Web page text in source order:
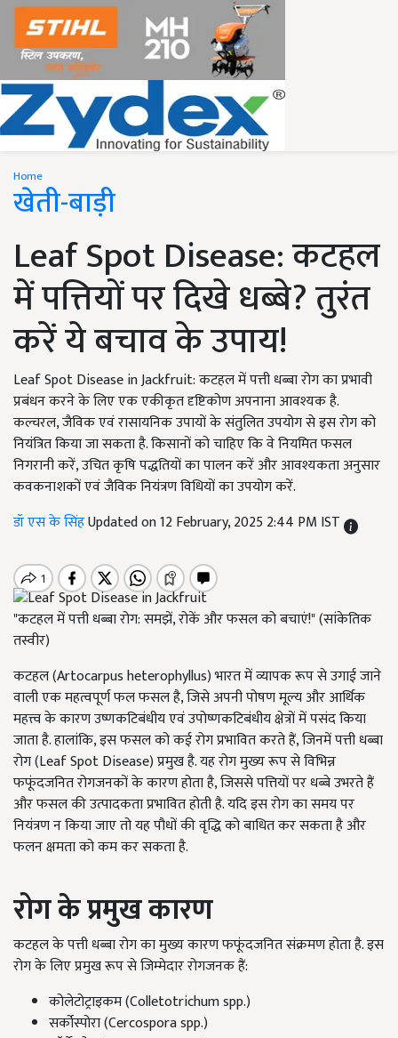
Home
खेती-बाड़ी
Leaf Spot Disease: कटहल
में पत्तियों पर दिखे धब्बे? तुरंत
करें ये बचाव के उपाय!
Leaf Spot Disease in Jackfruit: कटहल में पत्ती धब्बा रोग का प्रभावी
प्रबंधन करने के लिए एक एकीकृत दृष्टिकोण अपनाना आवश्यक है.
कल्चरल, जैविक एवं रासायनिक उपायों के संतुलित उपयोग से इस रोग को
नियंत्रित किया जा सकता है. किसानों को चाहिए कि वे नियमित फसल
निगरानी करें, उचित कृषि पद्धतियों का पालन करें और आवश्यकता अनुसार
कवकनाशकों एवं जैविक नियंत्रण विधियों का उपयोग करें.
डॉ एस के सिंहUpdated on 12 February, 2025 2:44 PM IST
"कटहल में पत्ती धब्बा रोग: समझें, रोकें और फसल को बचाएं!" (सांकेतिक
तस्वीर)
कटहल (Artocarpus heterophyllus) भारत में व्यापक रूप से उगाई जाने
वाली एक महत्वपूर्ण फल फसल है, जिसे अपनी पोषण मूल्य और आर्थिक
महत्त्व के कारण उष्णकटिबंधीय एवं उपोष्णकटिबंधीय क्षेत्रों में पसंद किया
जाता है. हालांकि, इस फसल को कई रोग प्रभावित करते हैं, जिनमें पत्ती धब्बा
रोग (Leaf Spot Disease) प्रमुख है. यह रोग मुख्य रूप से विभिन्न
फफूंदजनित रोगजनकों के कारण होता है, जिससे पत्तियों पर धब्बे उभरते हैं
और फसल की उत्पादकता प्रभावित होती है. यदि इस रोग का समय पर
नियंत्रण न किया जाए तो यह पौधों की वृद्धि को बाधित कर सकता है और
फलन क्षमता को कम कर सकता है.
रोग के प्रमुख कारण
कटहल के पत्ती धब्बा रोग का मुख्य कारण फफूंदजनित संक्रमण होता है. इस
रोग के लिए प्रमुख रूप से जिम्मेदार रोगजनक हैं:
कोलेटोट्राइकम (Colletotrichum spp.)
सर्कोस्पोरा (Cercospora spp.)